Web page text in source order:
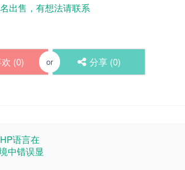
出售，有想法请联系
(0) or 分享 (0)
语言在
中错误显